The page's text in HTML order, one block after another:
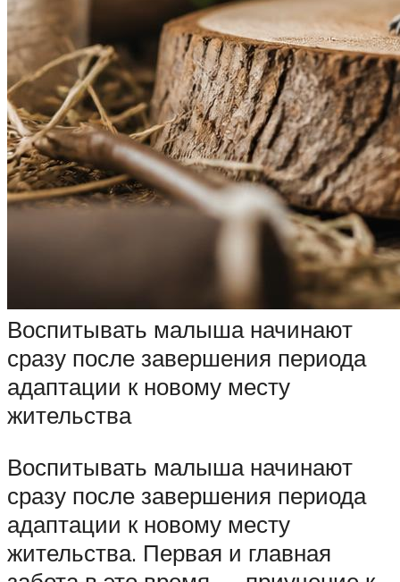
Воспитывать малыша начинают
сразу после завершения периода
адаптации к новому месту
жительства
Воспитывать малыша начинают
сразу после завершения периода
адаптации к новому месту
жительства. Первая и главная